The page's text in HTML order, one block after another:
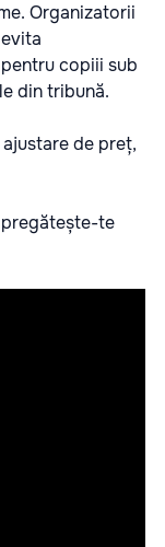
Organizatorii
copiii sub
din tribună.
de preț,
te